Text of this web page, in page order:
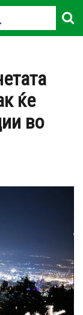
ќе
во